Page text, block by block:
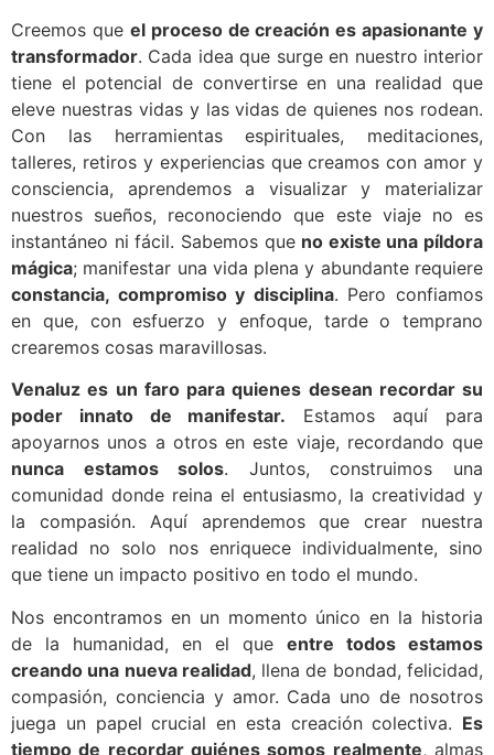
Creemos que el proceso de creación es apasionante y
transformador. Cada idea que surge en nuestro interior
tiene el potencial de convertirse en una realidad que
eleve nuestras vidas y las vidas de quienes nos rodean.
Con las herramientas espirituales, meditaciones,
talleres, retiros y experiencias que creamos con amor y
consciencia, aprendemos a visualizar y materializar
nuestros sueños, reconociendo que este viaje no es
instantáneo ni fácil. Sabemos que no existe una píldora
mágica; manifestar una vida plena y abundante requiere
constancia, compromiso y disciplina. Pero confiamos
en que, con esfuerzo y enfoque, tarde o temprano
crearemos cosas maravillosas.
Venaluz es un faro para quienes desean recordar su
poder innato de manifestar. Estamos aquí para
apoyarnos unos a otros en este viaje, recordando que
nunca estamos solos. Juntos, construimos una
comunidad donde reina el entusiasmo, la creatividad y
la compasión. Aquí aprendemos que crear nuestra
realidad no solo nos enriquece individualmente, sino
que tiene un impacto positivo en todo el mundo.
Nos encontramos en un momento único en la historia
de la humanidad, en el que entre todos estamos
creando una nueva realidad, llena de bondad, felicidad,
compasión, conciencia y amor. Cada uno de nosotros
juega un papel crucial en esta creación colectiva. Es
tiempo de recordar quiénes somos realmente, almas